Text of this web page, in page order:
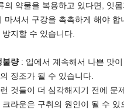
의 약물을 복용하고 있다면, 잇
마셔서 구강을 촉촉하게 해야
지할 수 있습니다.
불량: 입에서 계속해서 나쁜 맛
징조가 될 수 있습니다.
것들이 더 심각해지기 전에 문
라운은 구취의 원인이 될 수